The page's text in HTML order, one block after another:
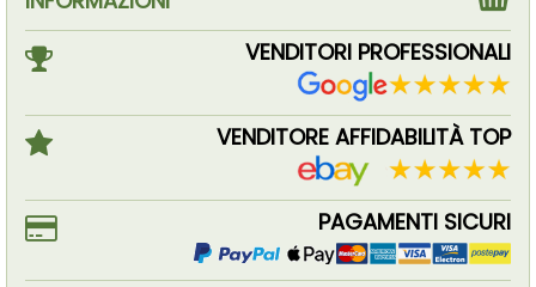
VENDITORI PROFESSIONALI
VENDITORE AFFIDABILITÀ TOP
PAGAMENTI SICURI